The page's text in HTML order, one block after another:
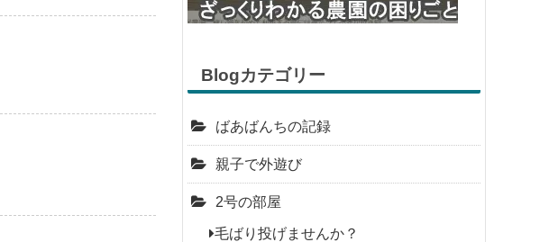
Blogカテゴリー
ばあばんちの記録
親子で外遊び
2号の部屋
毛ばり投げませんか？